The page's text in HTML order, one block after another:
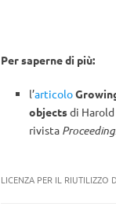
Per saperne di più:
l’articolo
objectsdi Harold
rivista
LICENZA PER IL RIUTILIZZO